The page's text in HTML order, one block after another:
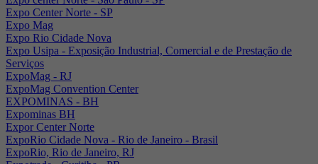
Expo Center Norte - SP
Expo Mag
Expo Rio Cidade Nova
Expo Usipa - Exposição Industrial, Comercial e de Prestação de
Serviços
ExpoMag - RJ
ExpoMag Convention Center
EXPOMINAS - BH
Expominas BH
Expor Center Norte
ExpoRio Cidade Nova - Rio de Janeiro - Brasil
ExpoRio, Rio de Janeiro, RJ